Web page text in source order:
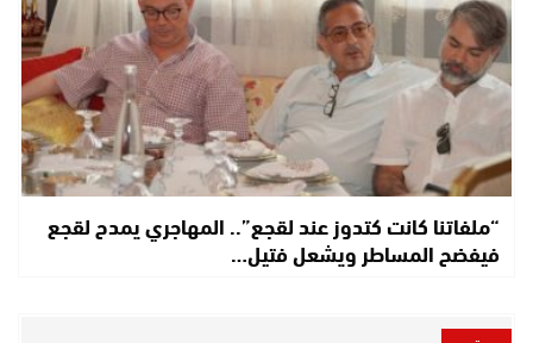
“ملفاتنا كانت كتدوز عند لقجع”.. المهاجري يمدح لقجع
فيفضح المساطر ويشعل فتيل…